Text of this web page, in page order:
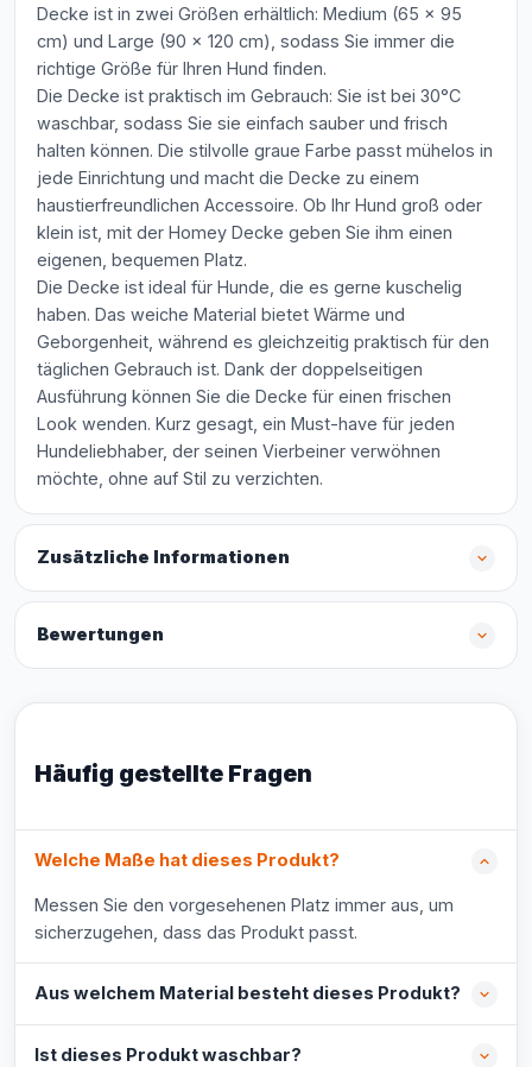
Decke ist in zwei Größen erhältlich: Medium (65 x 95
cm) und Large (90 x 120 cm), sodass Sie immer die
richtige Größe für Ihren Hund finden.
Die Decke ist praktisch im Gebrauch: Sie ist bei 30°C
waschbar, sodass Sie sie einfach sauber und frisch
halten können. Die stilvolle graue Farbe passt mühelos in
jede Einrichtung und macht die Decke zu einem
haustierfreundlichen Accessoire. Ob Ihr Hund groß oder
klein ist, mit der Homey Decke geben Sie ihm einen
eigenen, bequemen Platz.
Die Decke ist ideal für Hunde, die es gerne kuschelig
haben. Das weiche Material bietet Wärme und
Geborgenheit, während es gleichzeitig praktisch für den
täglichen Gebrauch ist. Dank der doppelseitigen
Ausführung können Sie die Decke für einen frischen
Look wenden. Kurz gesagt, ein Must-have für jeden
Hundeliebhaber, der seinen Vierbeiner verwöhnen
möchte, ohne auf Stil zu verzichten.
Zusätzliche Informationen
Bewertungen
Häufig gestellte Fragen
Welche Maße hat dieses Produkt?
Messen Sie den vorgesehenen Platz immer aus, um
sicherzugehen, dass das Produkt passt.
Aus welchem Material besteht dieses Produkt?
Ist dieses Produkt waschbar?